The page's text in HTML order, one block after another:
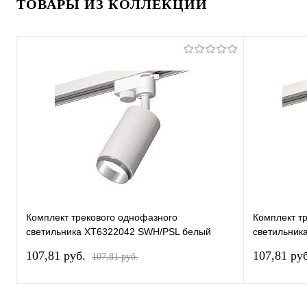
ТОВАРЫ ИЗ КОЛЛЕКЦИИ
Комплект трекового однофазного
светильника XT6322042 SWH/PSL белый
(A2520, C6322, N6122)
107,81 pуб. 107,81 pуб.
Комплект
GU5.3
107,81